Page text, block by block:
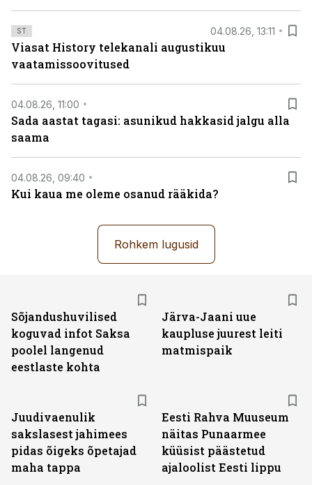
ST 04.08.26, 13:11
Viasat History telekanali augustikuu
vaatamissoovitused
04.08.26, 11:00
Sada aastat tagasi: asunikud hakkasid jalgu alla
saama
04.08.26, 09:40
Kui kaua me oleme osanud rääkida?
Rohkem lugusid
Sõjandushuvilised
koguvad infot Saksa
poolel langenud
eestlaste kohta
Järva-Jaani uue
kaupluse juurest leiti
matmispaik
Juudivaenulik
sakslasest jahimees
pidas õigeks õpetajad
maha tappa
Eesti Rahva Muuseum
näitas Punaarmee
küüsist päästetud
ajaloolist Eesti lippu